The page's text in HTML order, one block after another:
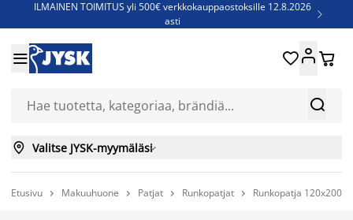
ILMAINEN TOIMITUS yli 500€ verkkokauppaostoksille 12.8.2026
asti

Jenkkisänkyjä - Säästä jopa 60%


 
 Valitse JYSK-myymäläsi
Etusivu  Makuuhuone  Patjat  Runkopatjat  Runkopatja